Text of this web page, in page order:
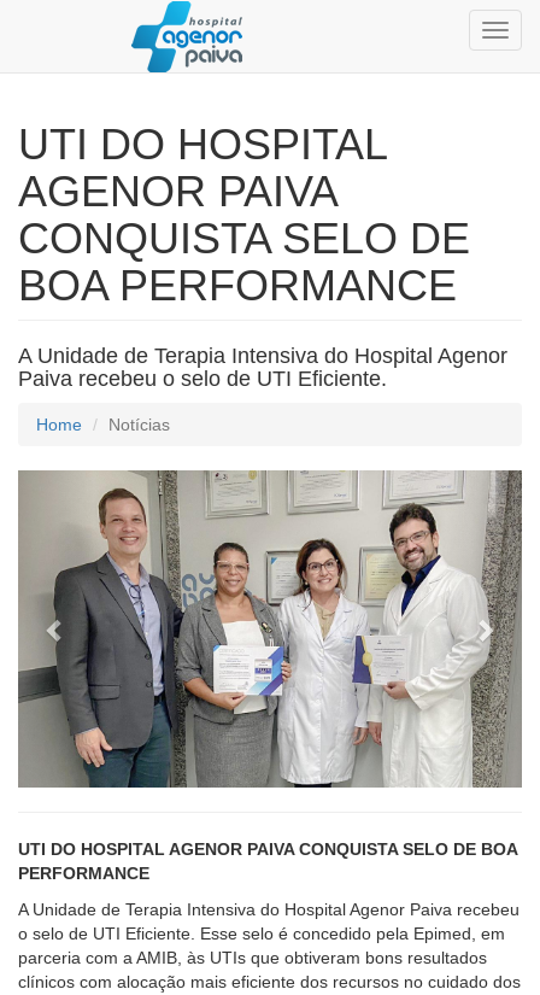
UTI DO HOSPITAL
AGENOR PAIVA
CONQUISTA SELO DE
BOA PERFORMANCE
A Unidade de Terapia Intensiva do Hospital Agenor
Paiva recebeu o selo de UTI Eficiente.
Home Notícias
UTI DO HOSPITAL AGENOR PAIVA CONQUISTA SELO DE BOA
PERFORMANCE
A Unidade de Terapia Intensiva do Hospital Agenor Paiva recebeu
o selo de UTI Eficiente. Esse selo é concedido pela Epimed, em
parceria com a AMIB, às UTIs que obtiveram bons resultados
clínicos com alocação mais eficiente dos recursos no cuidado dos